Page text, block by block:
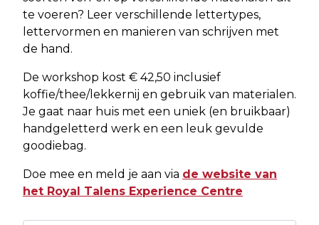
te voeren? Leer verschillende lettertypes,
lettervormen en manieren van schrijven met
de hand.
De workshop kost € 42,50 inclusief
koffie/thee/lekkernij en gebruik van materialen.
Je gaat naar huis met een uniek (en bruikbaar)
handgeletterd werk en een leuk gevulde
goodiebag.
Doe mee en meld je aan via de website van
het Royal Talens Experience Centre